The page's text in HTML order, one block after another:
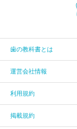
歯の教科書とは
運営会社情報
利用規約
掲載規約